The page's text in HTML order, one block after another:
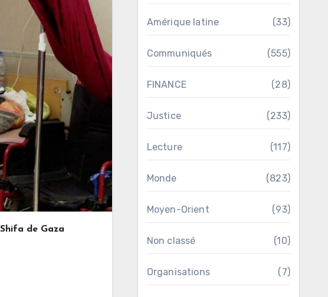
de Gaza
Amérique latine (33)
Communiqués (555)
FINANCE (28)
Justice (233)
Lecture (117)
Monde (823)
Moyen-Orient (93)
Non classé (10)
Organisations (7)